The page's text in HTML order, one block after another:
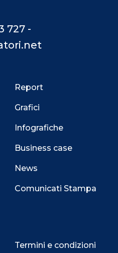
727 -
Report
Grafici
Infografiche
Business case
News
Comunicati Stampa
Termini e condizioni